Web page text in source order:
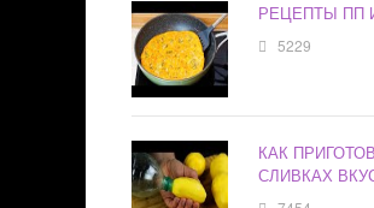
РЕЦЕПТЫ ПП
5229
КАК
СЛИВКАХ